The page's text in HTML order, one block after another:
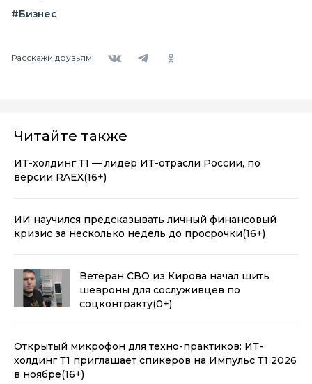
#Бизнес
Расскажи друзьям:
Читайте также
ИТ-холдинг Т1 — лидер ИТ-отрасли России, по
версии RAEX(16+)
ИИ научился предсказывать личный финансовый
кризис за несколько недель до просрочки(16+)
Ветеран СВО из Кирова начал шить
шевроны для сослуживцев по
соцконтракту(0+)
Открытый микрофон для техно-практиков: ИТ-
холдинг Т1 приглашает спикеров на Импульс Т1 2026
в ноябре(16+)